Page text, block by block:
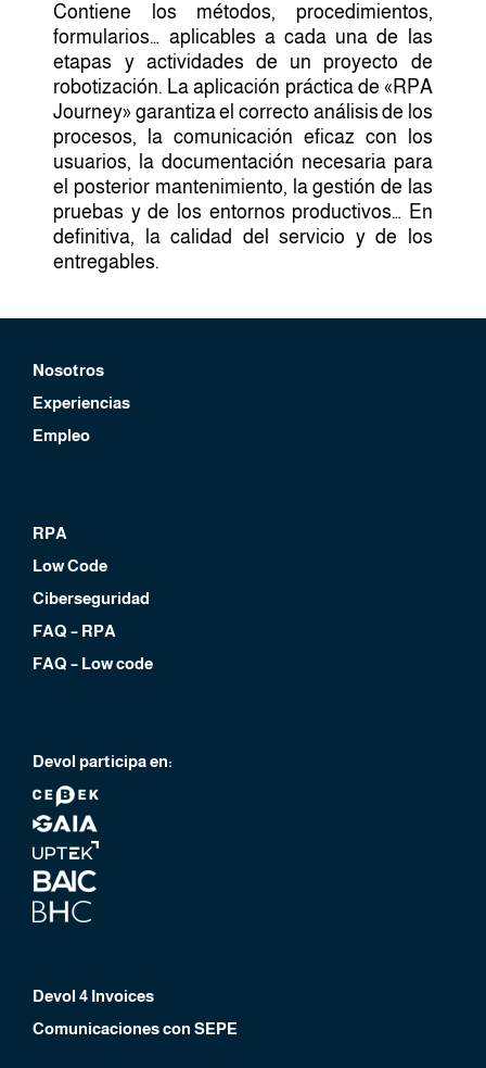
Contiene los métodos, procedimientos,
formularios… aplicables a cada una de las
etapas y actividades de un proyecto de
robotización. La aplicación práctica de «RPA
Journey» garantiza el correcto análisis de los
procesos, la comunicación eficaz con los
usuarios, la documentación necesaria para
el posterior mantenimiento, la gestión de las
pruebas y de los entornos productivos… En
definitiva, la calidad del servicio y de los
entregables.
Nosotros
Experiencias
Empleo
RPA
Low Code
Ciberseguridad
FAQ – RPA
FAQ – Low code
Devol participa en:
Devol 4 Invoices
Comunicaciones con SEPE